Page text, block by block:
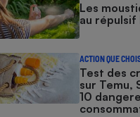
Les
au répulsif
ACTION QUE
Test des
sur Temu,
10